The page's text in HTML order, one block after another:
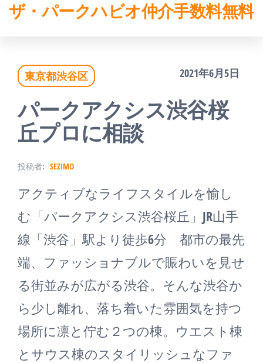
コザ・パークハビオ仲介手数料無料
東京都渋谷区 2021年6月5日
パークアクシス渋谷桜
丘プロに相談
投稿者: SEZIMO
アクティブなライフスタイルを愉し
む「パークアクシス渋谷桜丘」JR山手
線「渋谷」駅より徒歩6分 都市の最先
端、ファッショナブルで賑わいを見せ
る街並みが広がる渋谷。そんな渋谷か
ら少し離れ、落ち着いた雰囲気を持つ
場所に凛と佇む２つの棟。ウエスト棟
とサウス棟のスタイリッシュなファ